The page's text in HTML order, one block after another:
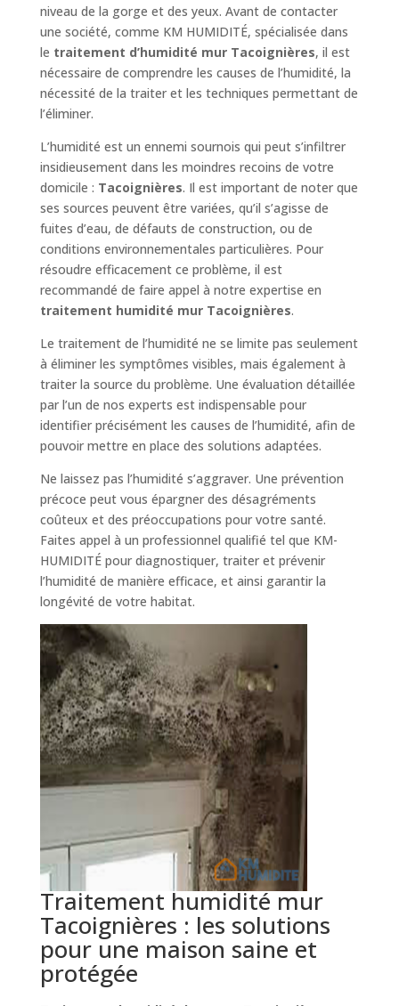
niveau de la gorge et des yeux. Avant de contacter
une société, comme KM HUMIDITÉ, spécialisée dans
le traitement d’humidité mur Tacoignières, il est
nécessaire de comprendre les causes de l’humidité, la
nécessité de la traiter et les techniques permettant de
l’éliminer.
L’humidité est un ennemi sournois qui peut s’infiltrer
insidieusement dans les moindres recoins de votre
domicile : Tacoignières. Il est important de noter que
ses sources peuvent être variées, qu’il s’agisse de
fuites d’eau, de défauts de construction, ou de
conditions environnementales particulières. Pour
résoudre efficacement ce problème, il est
recommandé de faire appel à notre expertise en
traitement humidité mur Tacoignières.
Le traitement de l’humidité ne se limite pas seulement
à éliminer les symptômes visibles, mais également à
traiter la source du problème. Une évaluation détaillée
par l’un de nos experts est indispensable pour
identifier précisément les causes de l’humidité, afin de
pouvoir mettre en place des solutions adaptées.
Ne laissez pas l’humidité s’aggraver. Une prévention
précoce peut vous épargner des désagréments
coûteux et des préoccupations pour votre santé.
Faites appel à un professionnel qualifié tel que KM-
HUMIDITÉ pour diagnostiquer, traiter et prévenir
l’humidité de manière efficace, et ainsi garantir la
longévité de votre habitat.
Traitement humidité mur
Tacoignières : les solutions
pour une maison saine et
protégée